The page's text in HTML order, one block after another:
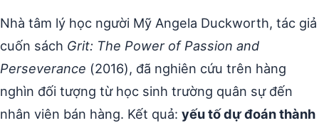
Nhà tâm lý học người Mỹ Angela Duckworth, tác giả
cuốn sách Grit: The Power of Passion and
Perseverance (2016), đã nghiên cứu trên hàng
nghìn đối tượng từ học sinh trường quân sự đến
nhân viên bán hàng. Kết quả: yếu tố dự đoán thành